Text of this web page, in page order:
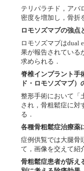
テリパラチド，アバ
密度を増加し，骨折
ロモソズマブの強点
ロモソズマブはdual
果が報告されている
求められる．
脊椎インプラント手
ド・ロモソズマブ）
整形手術において「
され，骨粗鬆症に対
る．
各種骨粗鬆症治療薬
症例供覧では大腿骨
て，画像を交えて紹
骨粗鬆症患者が訴